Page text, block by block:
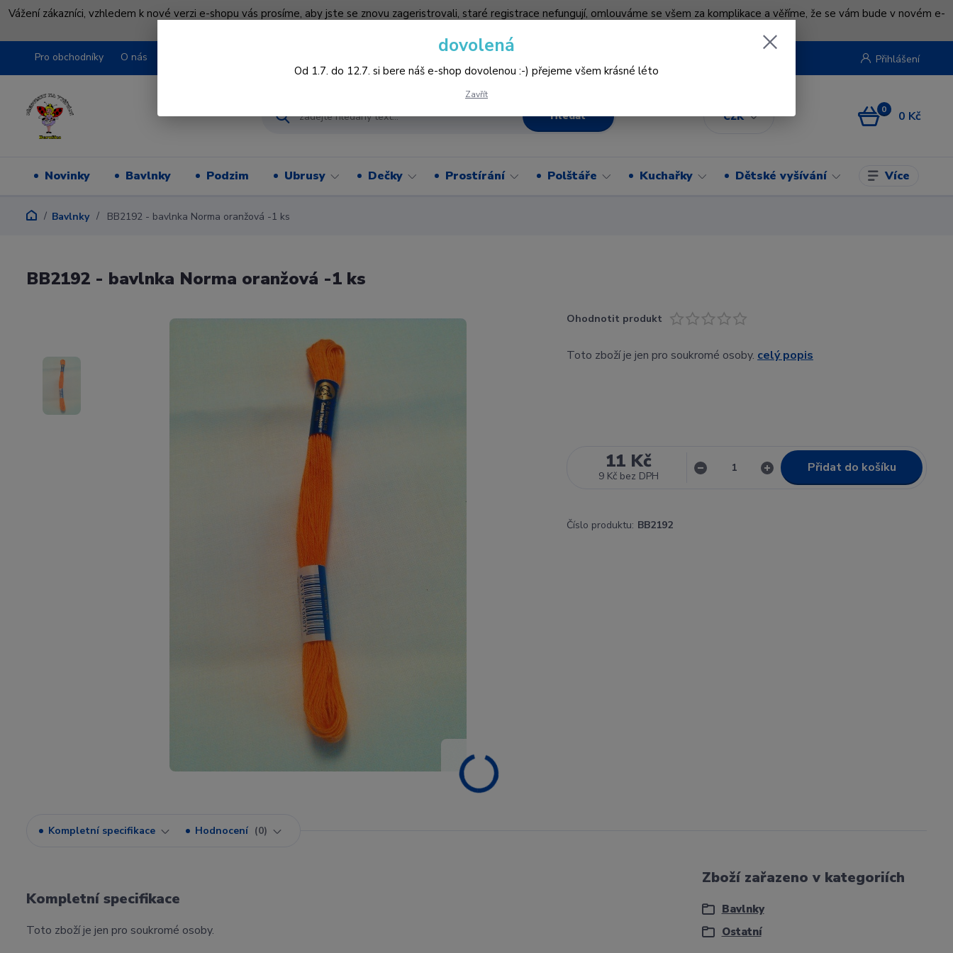
Vážení zákazníci, vzhledem k nové verzi e-shopu vás prosíme, aby jste se znovu zageristrovali, staré registrace nefungují, omlouváme se všem za komplikace a věříme, že se vám bude v novém e-
Pro obchodníky O nás
CZK
Přihlášení
Hledat 0 0 Kč
Novinky Bavlnky Podzim Ubrusy Dečky Prostírání Polštáře Kuchařky Dětské vyšívání Více
Bavlnky BB2192 - bavlnka Norma oranžová -1 ks
BB2192 - bavlnka Norma oranžová -1 ks
Ohodnotit produkt
Toto zboží je jen pro soukromé osoby. celý popis
11 Kč
9 Kč bez DPH
Přidat do košíku
Číslo produktu: BB2192
Kompletní specifikace Hodnocení 0
Kompletní specifikace
Toto zboží je jen pro soukromé osoby.
Zboží zařazeno v kategoriích
Bavlnky
Ostatní
dovolená
Od 1.7. do 12.7. si bere náš e-shop dovolenou :-) přejeme všem krásné léto
Zavřít